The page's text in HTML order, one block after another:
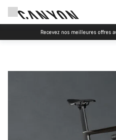
Recevez nos meilleures offres